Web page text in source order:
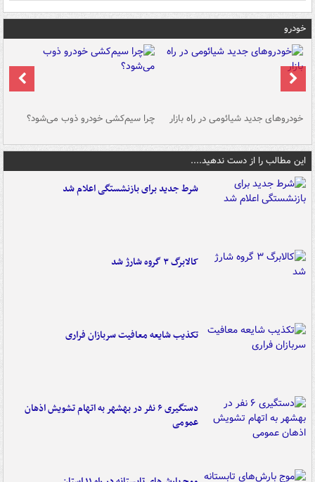
خودرو
خودروهای جدید شیائومی در راه بازار چرا سیم‌کشی خودرو ذوب می‌شود؟
این مطالب را از دست ندهید....
شرط جدید برای بازنشستگی اعلام شد
کالابرگ ۳ گروه شارژ شد
تکذیب شایعه معافیت سربازان فراری
دستگیری ۶ نفر در بهشهر به اتهام تشویش اذهان
عمومی